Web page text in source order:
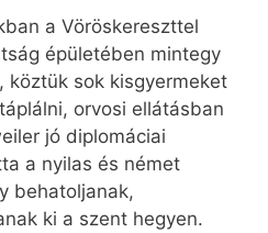
a Vöröskereszttel
épületében mintegy
köztük sok kisgyermeket
orvosi ellátásban
jó diplomáciai
a nyilas és német
behatoljanak,
ki a szent hegyen.